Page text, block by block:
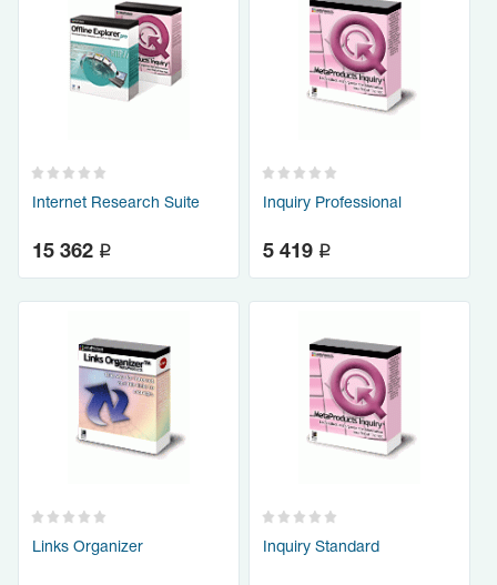
Internet Research Suite
15 362 q
Inquiry Professional
5 419 q
Links Organizer Inquiry Standard